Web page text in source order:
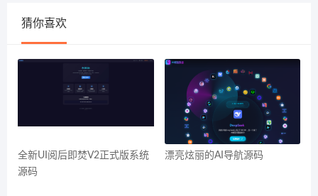
猜你喜欢
全新UI阅后即焚V2正式版系统
源码
漂亮炫丽的AI导航源码